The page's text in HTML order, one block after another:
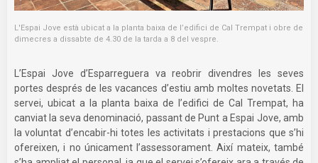
L'Espai Jove està ubicat a la planta baixa de l’edifici de Cal Trempat i obre de
dimecres a dissabte de 4.30 de la tarda a 8 del vespre.
L’Espai Jove d’Esparreguera va reobrir divendres les seves
portes després de les vacances d’estiu amb moltes novetats. El
servei, ubicat a la planta baixa de l’edifici de Cal Trempat, ha
canviat la seva denominació, passant de Punt a Espai Jove, amb
la voluntat d’encabir-hi totes les activitats i prestacions que s’hi
ofereixen, i no únicament l’assessorament. Així mateix, també